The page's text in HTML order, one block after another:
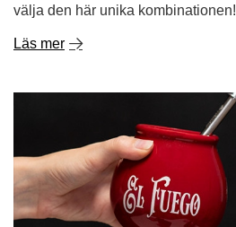
välja den här unika kombinationen!
Läs mer